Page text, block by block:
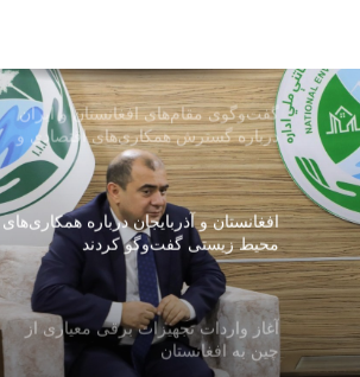
گفت‌وگوی مقام‌های افغانستان و ایران
درباره گسترش همکاری‌های اقتصادی و
تجارتی
افغانستان و آذربایجان درباره همکاری‌های
محیط زیستی گفت‌وگو کردند
آغاز واردات تجهیزات برقی معیاری از
چین به افغانستان